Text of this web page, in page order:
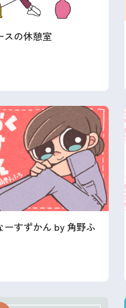
スの休憩室
ーすずかん by 角野ふ